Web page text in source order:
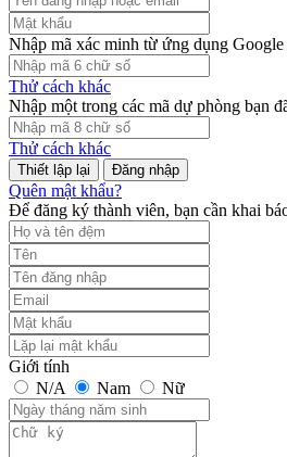
Nhập mã xác minh từ ứng dụng
Thử cách khác
Nhập một trong các mã dự phòng bạn
Thử cách khác
Đăng nhập
Quên mật khẩu?
Để đăng ký thành viên, bạn cần khai
Giới tính
N/A
Nam Nữ